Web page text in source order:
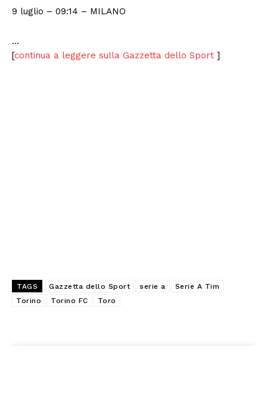
9 luglio – 09:14 – MILANO
…
[continua a leggere sulla Gazzetta dello Sport ]
TAGS Gazzetta dello Sport serie a
Serie A Tim
Torino
Torino FC Toro